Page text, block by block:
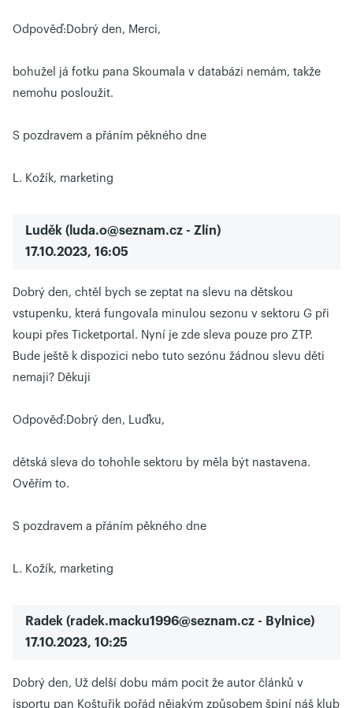
Odpověď: Dobrý den, Merci,
bohužel já fotku pana Skoumala v databázi nemám, takže
nemohu posloužit.
S pozdravem a přáním pěkného dne
L. Kožík, marketing
Luděk ( luda.o@seznam.cz - Zlín)
17.10.2023, 16:05
Dobrý den, chtěl bych se zeptat na slevu na dětskou
vstupenku, která fungovala minulou sezonu v sektoru G při
koupi přes Ticketportal. Nyní je zde sleva pouze pro ZTP.
Bude ještě k dispozici nebo tuto sezónu žádnou slevu děti
nemaji? Děkuji
Odpověď: Dobrý den, Luďku,
dětská sleva do tohohle sektoru by měla být nastavena.
Ověřím to.
S pozdravem a přáním pěkného dne
L. Kožík, marketing
Radek (radek.macku1996@seznam.cz - Bylnice)
17.10.2023, 10:25
Dobrý den, Už delší dobu mám pocit že autor článků v
isportu pan Koštuřik pořád nějakým způsobem špiní náš klub